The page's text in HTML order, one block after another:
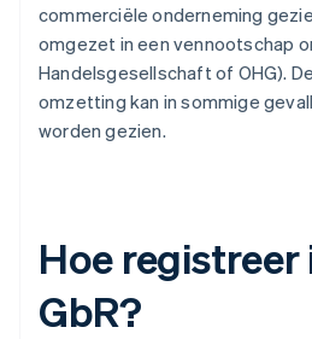
commerciële onderneming
omgezet in een vennootschap
Handelsgesellschaft of OHG).
omzetting kan in sommige
worden gezien.
Hoe registreer
GbR?